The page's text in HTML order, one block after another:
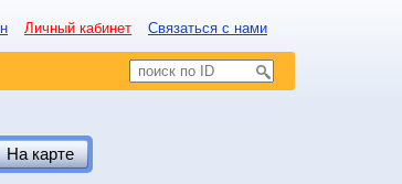
Личный кабинет Связаться с нами
На карте